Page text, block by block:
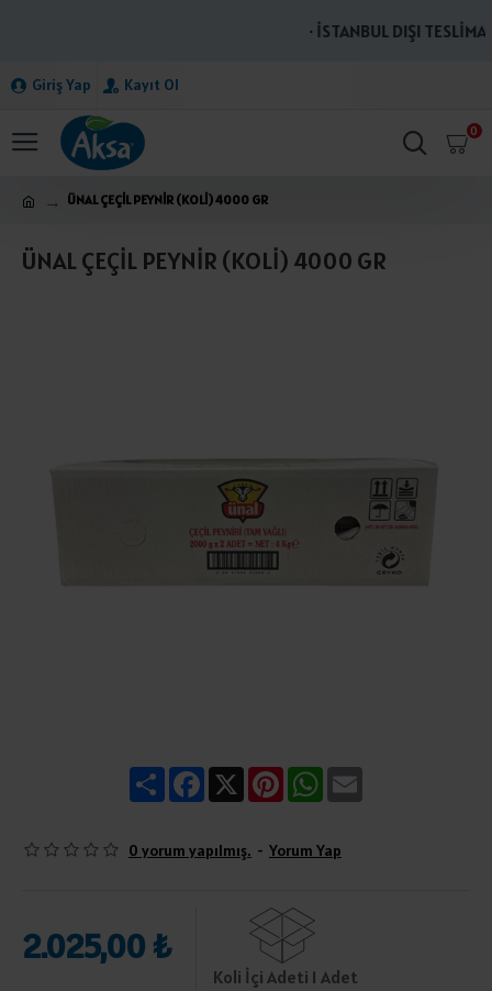
· İSTANBUL DIŞI
Giriş Yap Kayıt Ol
0
ÜNAL ÇEÇİL PEYNİR (KOLİ) 4000 GR
ÜNAL ÇEÇİL PEYNİR (KOLİ) 4000 GR
ShareFacebook
X PinterestWhatsApp
0 yorum yapılmış. - Yorum Yap
2.025,00 ₺
Koli İçi Adeti 1 Adet